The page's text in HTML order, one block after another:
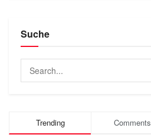
Suche
Trending Comments